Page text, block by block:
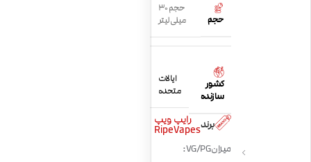
حجم
حجم 30
میلی لیتر
کشور
سازنده
ایالات
متحده
برند رایپ ویپ
RipeVapes
میزان VG/PG: